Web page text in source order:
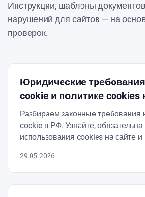
Инструкции, шаблоны
нарушений для сайтов — на
проверок.
Юридические
cookie и политике cookies
Разбираем законные требования
cookie в РФ. Узнайте, обязательна
использования cookies на сайте и
29.05.2026